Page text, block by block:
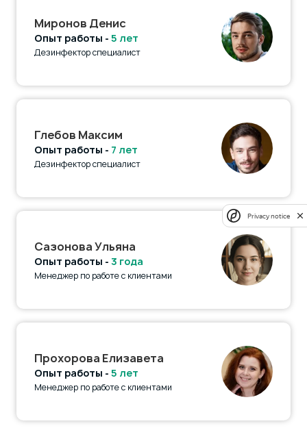
Миронов Денис
Опыт работы - 5 лет
Дезинфектор специалист
Глебов Максим
Опыт работы - 7 лет
Дезинфектор специалист
Сазонова Ульяна
Опыт работы - 3 года
Менеджер по работе с клиентами
Прохорова Елизавета
Опыт работы - 5 лет
Менеджер по работе с клиентами
Privacy notice